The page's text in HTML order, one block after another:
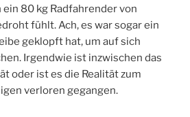
80 kg Radfahrender von
fühlt. Ach, es war sogar ein
geklopft hat, um auf sich
Irgendwie ist inzwischen das
oder ist es die Realität zum
verloren gegangen.